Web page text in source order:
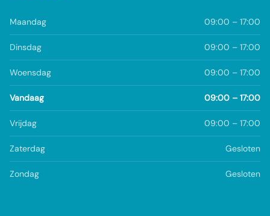
Maandag 09:00 – 17:00
Dinsdag 09:00 – 17:00
Woensdag 09:00 – 17:00
Vandaag 09:00 – 17:00
Vrijdag 09:00 – 17:00
Zaterdag Gesloten
Zondag Gesloten